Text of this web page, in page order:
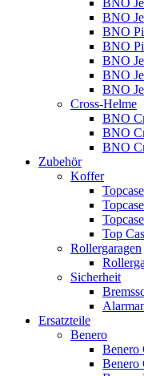
BNO
BNO
BNO
BNO
BNO
BNO
BNO
Cross-Helme
BNO
BNO
BNO
Zubehör
Koffer
Top
Rollergaragen
Sicherheit
Ersatzteile
Benero
Benero
Benero